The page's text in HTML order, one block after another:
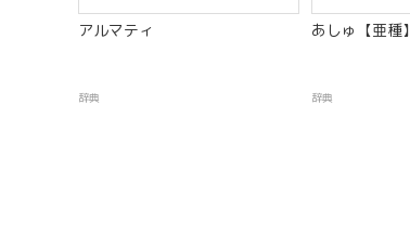
アルマティ
辞典
あしゅ【亜種】
辞典